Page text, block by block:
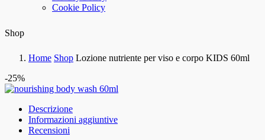
Cookie Policy
Shop
Home Shop Lozione nutriente per viso e corpo KIDS 60ml
-25%
Descrizione
Informazioni aggiuntive
Recensioni